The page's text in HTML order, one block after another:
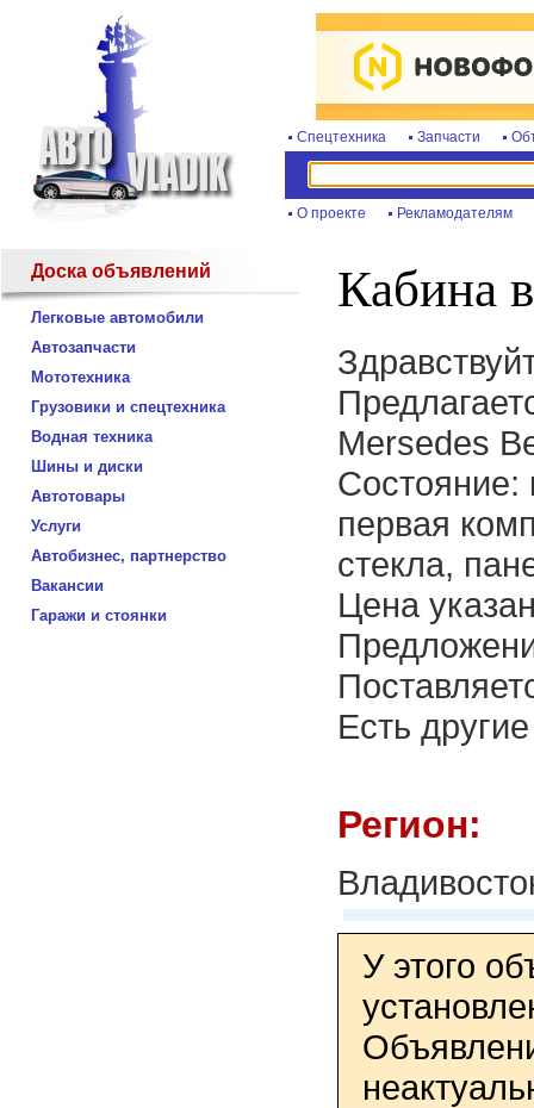
Спецтехника Запчасти
О проекте Рекламодателям
Доска объявлений
Легковые автомобили
Автозапчасти
Мототехника
Грузовики и спецтехника
Водная техника
Шины и диски
Автотовары
Услуги
Автобизнес, партнерство
Вакансии
Гаражи и стоянки
Кабина
Mersedes
Состояние:
первая
стекла,
Цена
Есть
Регион:
У этого